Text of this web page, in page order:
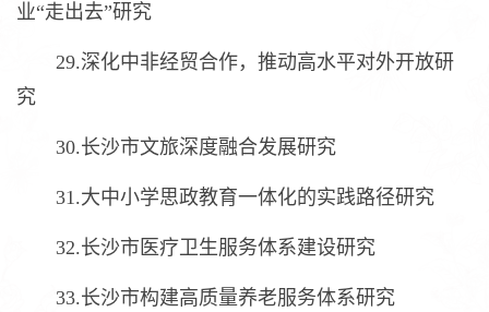
业“走出去”研究
29.深化中非经贸合作，推动高水平对外开放研
究
30.长沙市文旅深度融合发展研究
31.大中小学思政教育一体化的实践路径研究
32.长沙市医疗卫生服务体系建设研究
33.长沙市构建高质量养老服务体系研究